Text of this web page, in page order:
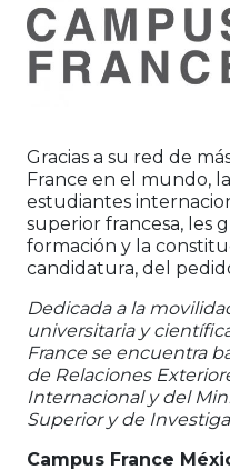
Gracias a su red de
France en el mundo,
estudiantes
superior francesa, les
formación y la
candidatura, del
Dedicada a la
universitaria y
France se encuentra
de Relaciones
Internacional y del
Superior y de
Campus France